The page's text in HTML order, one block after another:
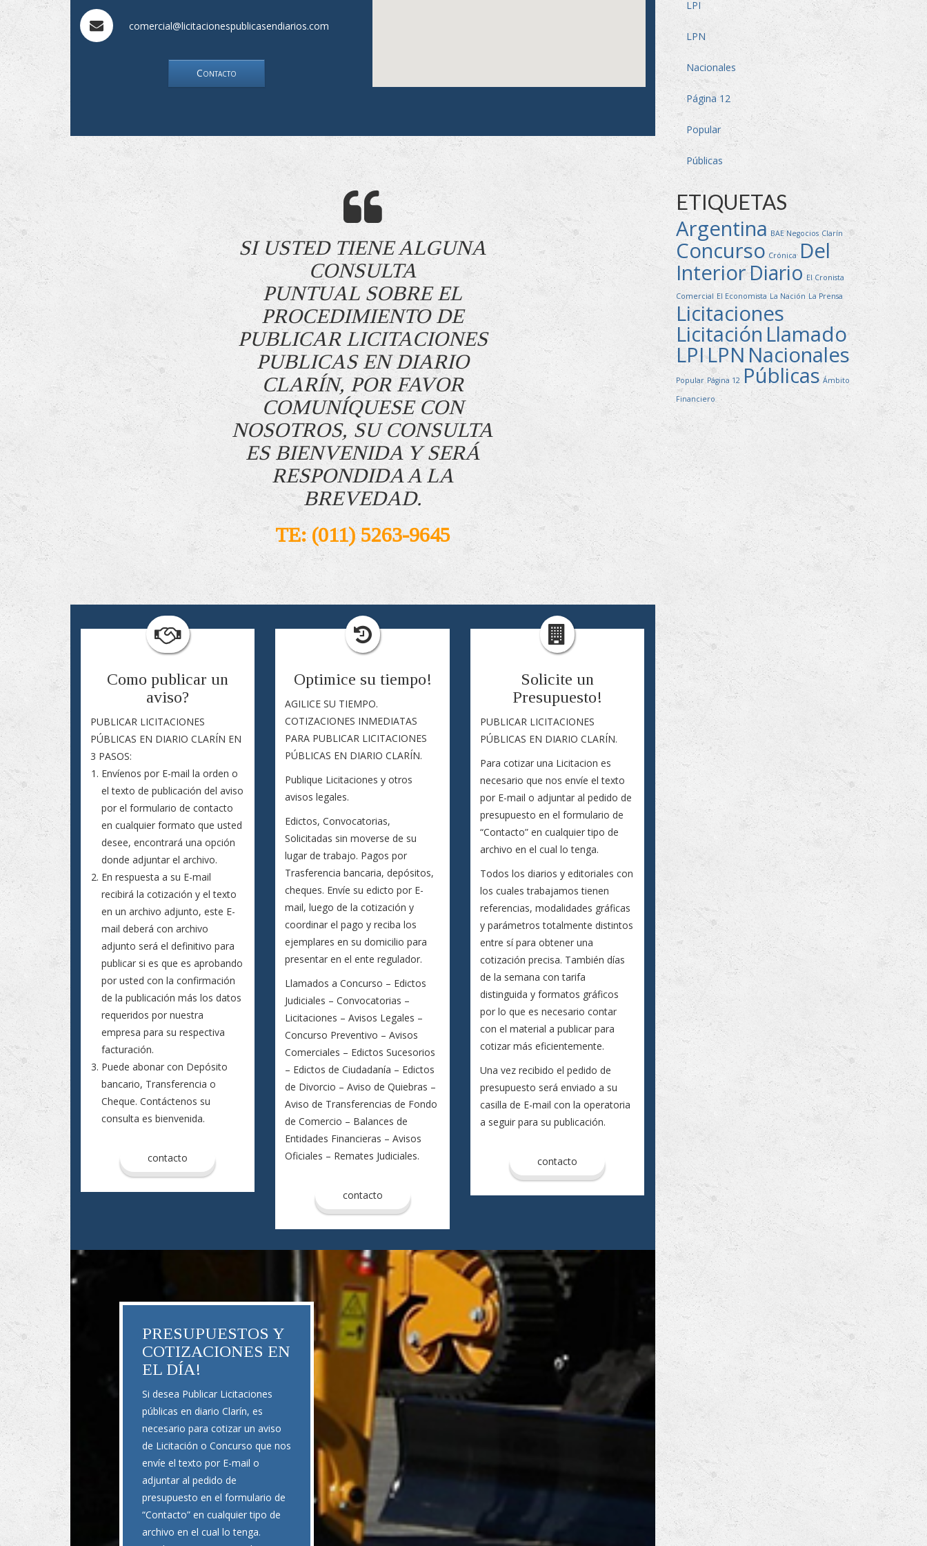
comercial@licitacionespublicasendiarios.com
Contacto
SI USTED TIENE ALGUNA
CONSULTA
PUNTUAL SOBRE EL
PROCEDIMIENTO DE
PUBLICAR LICITACIONES
PUBLICAS EN DIARIO
CLARÍN, POR FAVOR
COMUNÍQUESE CON
NOSOTROS, SU CONSULTA
ES BIENVENIDA Y SERÁ
RESPONDIDA A LA
BREVEDAD.
TE: (011) 5263-9645
Como publicar un
aviso?
PUBLICAR LICITACIONES
PÚBLICAS EN DIARIO CLARÍN EN
3 PASOS:
Envíenos por E-mail la orden o
el texto de publicación del aviso
por el formulario de contacto
en cualquier formato que usted
desee, encontrará una opción
donde adjuntar el archivo.
En respuesta a su E-mail
recibirá la cotización y el texto
en un archivo adjunto, este E-
mail deberá con archivo
adjunto será el definitivo para
publicar si es que es aprobando
por usted con la confirmación
de la publicación más los datos
requeridos por nuestra
empresa para su respectiva
facturación.
Puede abonar con Depósito
bancario, Transferencia o
Cheque. Contáctenos su
consulta es bienvenida.
contacto
Optimice su tiempo!
AGILICE SU TIEMPO.
COTIZACIONES INMEDIATAS
PARA PUBLICAR LICITACIONES
PÚBLICAS EN DIARIO CLARÍN.
Publique Licitaciones y otros
avisos legales.
Edictos, Convocatorias,
Solicitadas sin moverse de su
lugar de trabajo. Pagos por
Trasferencia bancaria, depósitos,
cheques. Envíe su edicto por E-
mail, luego de la cotización y
coordinar el pago y reciba los
ejemplares en su domicilio para
presentar en el ente regulador.
Llamados a Concurso – Edictos
Judiciales – Convocatorias –
Licitaciones – Avisos Legales –
Concurso Preventivo – Avisos
Comerciales – Edictos Sucesorios
– Edictos de Ciudadanía – Edictos
de Divorcio – Aviso de Quiebras –
Aviso de Transferencias de Fondo
de Comercio – Balances de
Entidades Financieras – Avisos
Oficiales – Remates Judiciales.
contacto
Solicite un
Presupuesto!
PUBLICAR LICITACIONES
PÚBLICAS EN DIARIO CLARÍN.
Para cotizar una Licitacion es
necesario que nos envíe el texto
por E-mail o adjuntar al pedido de
presupuesto en el formulario de
“Contacto” en cualquier tipo de
archivo en el cual lo tenga.
Todos los diarios y editoriales con
los cuales trabajamos tienen
referencias, modalidades gráficas
y parámetros totalmente distintos
entre sí para obtener una
cotización precisa. También días
de la semana con tarifa
distinguida y formatos gráficos
por lo que es necesario contar
con el material a publicar para
cotizar más eficientemente.
Una vez recibido el pedido de
presupuesto será enviado a su
casilla de E-mail con la operatoria
a seguir para su publicación.
contacto
PRESUPUESTOS Y
COTIZACIONES EN
EL DÍA!
Si desea Publicar Licitaciones
públicas en diario Clarín, es
necesario para cotizar un aviso
de Licitación o Concurso que nos
envíe el texto por E-mail o
adjuntar al pedido de
presupuesto en el formulario de
“Contacto” en cualquier tipo de
archivo en el cual lo tenga.
LPI
LPN
Nacionales
Página 12
Popular
Públicas
ETIQUETAS
Argentina BAE Negocios Clarín
Concurso Crónica Del
InteriorDiario El Cronista
Comercial El Economista La Nación La Prensa
Licitaciones
Licitación Llamado
LPILPN Nacionales
Popular Página 12 Públicas Ámbito
Financiero